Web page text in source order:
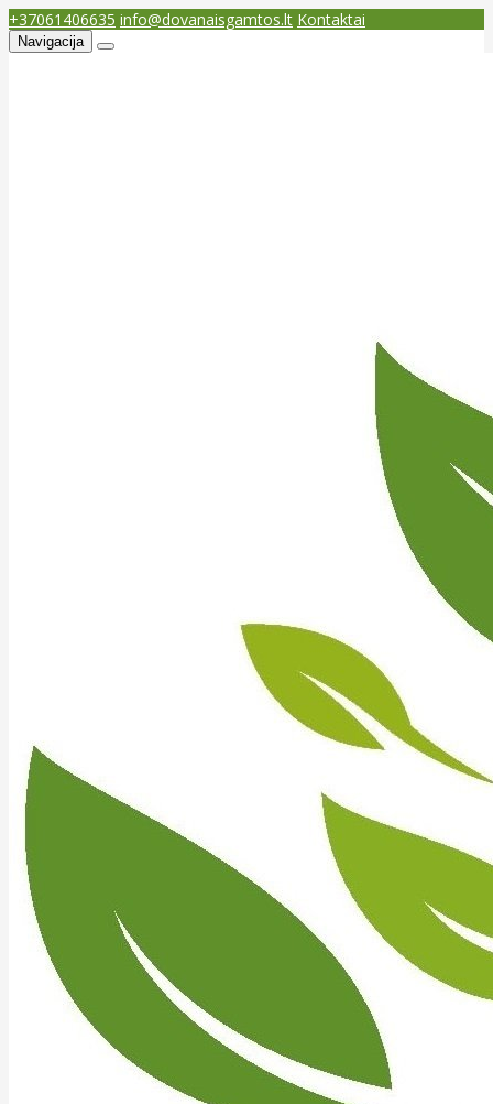
+37061406635 info@dovanaisgamtos.lt Kontaktai
Navigacija